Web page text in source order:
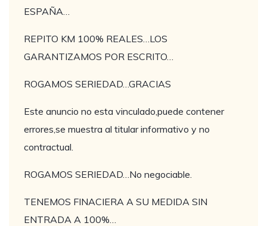
ESPAÑA…
REPITO KM 100% REALES…LOS
GARANTIZAMOS POR ESCRITO…
ROGAMOS SERIEDAD…GRACIAS
Este anuncio no esta vinculado,puede contener
errores,se muestra al titular informativo y no
contractual.
ROGAMOS SERIEDAD…No negociable.
TENEMOS FINACIERA A SU MEDIDA SIN
ENTRADA A 100%…